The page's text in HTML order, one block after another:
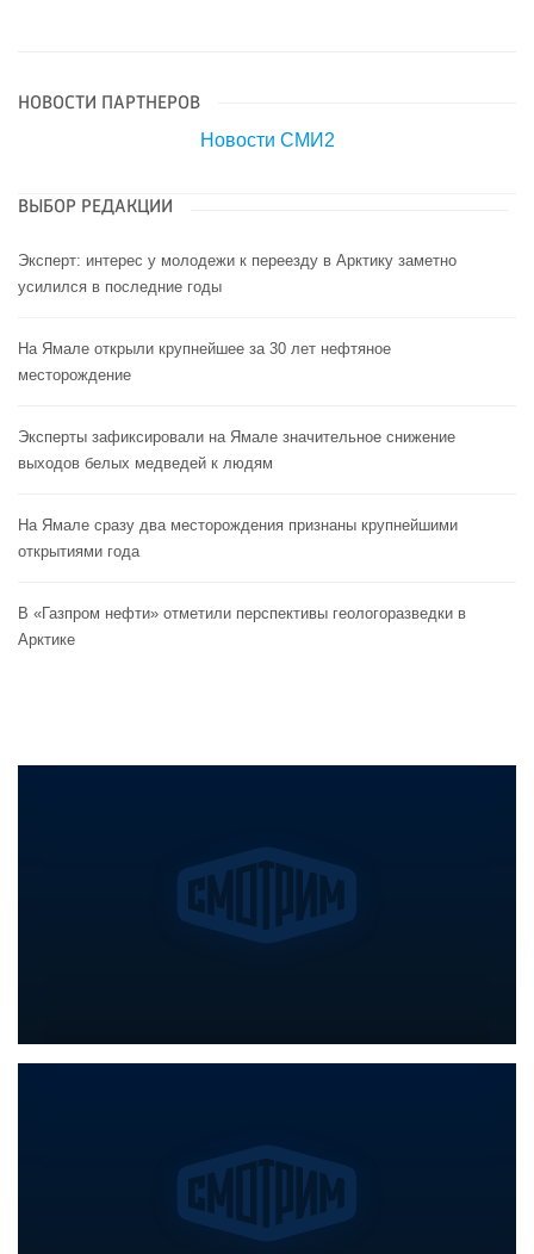
НОВОСТИ ПАРТНЕРОВ
Новости СМИ2
ВЫБОР РЕДАКЦИИ
Эксперт: интерес у молодежи к переезду в Арктику заметно
усилился в последние годы
На Ямале открыли крупнейшее за 30 лет нефтяное
месторождение
Эксперты зафиксировали на Ямале значительное снижение
выходов белых медведей к людям
На Ямале сразу два месторождения признаны крупнейшими
открытиями года
В «Газпром нефти» отметили перспективы геологоразведки в
Арктике